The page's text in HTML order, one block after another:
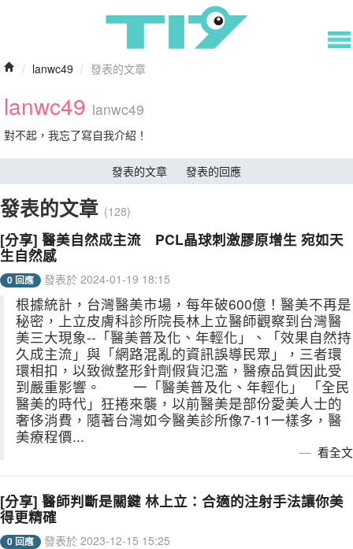
/ lanwc49 / 發表的文章
lanwc49 lanwc49
對不起，我忘了寫自我介紹！
發表的文章 發表的回應
發表的文章 (128)
[分享] 醫美自然成主流 PCL晶球刺激膠原增生 宛如天
生自然感
0 回應 發表於 2024-01-19 18:15
根據統計，台灣醫美市場，每年破600億！醫美不再是
秘密，上立皮膚科診所院長林上立醫師觀察到台灣醫
美三大現象--「醫美普及化、年輕化」、「效果自然持
久成主流」與「網路混亂的資訊誤導民眾」，三者環
環相扣，以致微整形針劑假貨氾濫，醫療品質因此受
到嚴重影響。 一「醫美普及化、年輕化」 「全民
醫美的時代」狂捲來襲，以前醫美是部份愛美人士的
奢侈消費，隨著台灣如今醫美診所像7-11一樣多，醫
美療程價...
看全文
[分享] 醫師判斷是關鍵 林上立：合適的注射手法讓你美
得更精確
0 回應 發表於 2023-12-15 15:25